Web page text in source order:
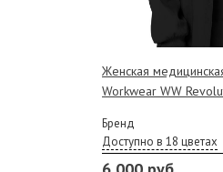
Женская
Workwear WW
Бренд
Доступно в 18 цветах